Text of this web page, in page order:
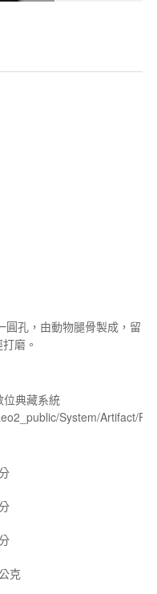
圓孔，由動物腿骨製成，留
磨。
位典藏系統
System/Artifact/
克